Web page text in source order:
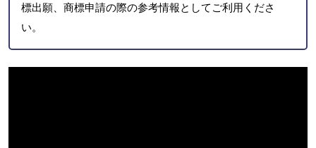
標出願、商標申請の際の参考情報としてご利用くださ
い。